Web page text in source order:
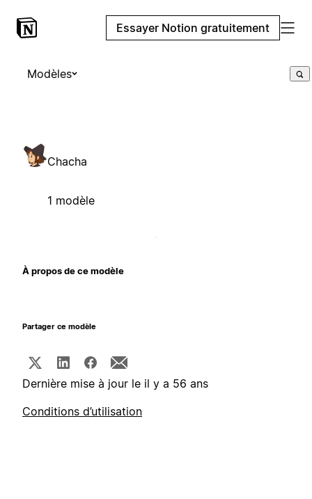
Essayer Notion gratuitement
Modèles
Chacha
1 modèle
À propos de ce modèle
Partager ce modèle
Dernière mise à jour le il y a 56 ans
Conditions d’utilisation